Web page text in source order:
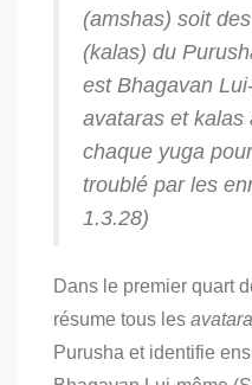
(amshas) soit
(kalas) du
est Bhagavan
avataras et kalas
chaque yuga
troublé par les
1.3.28)
Dans le premier quart
résume tous les
Purusha et identifie